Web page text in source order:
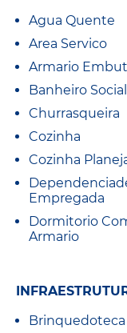
Agua Quente
Area Servico
Armario
Banheiro Social
Churrasqueira
Cozinha
Cozinha
Empregada
Dormitorio
Armario
Brinquedoteca